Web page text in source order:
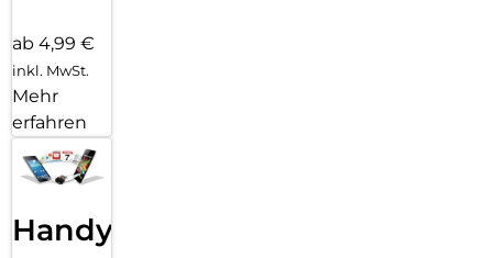
ab 4,99 €
inkl. MwSt.
Mehr
erfahren
Handy